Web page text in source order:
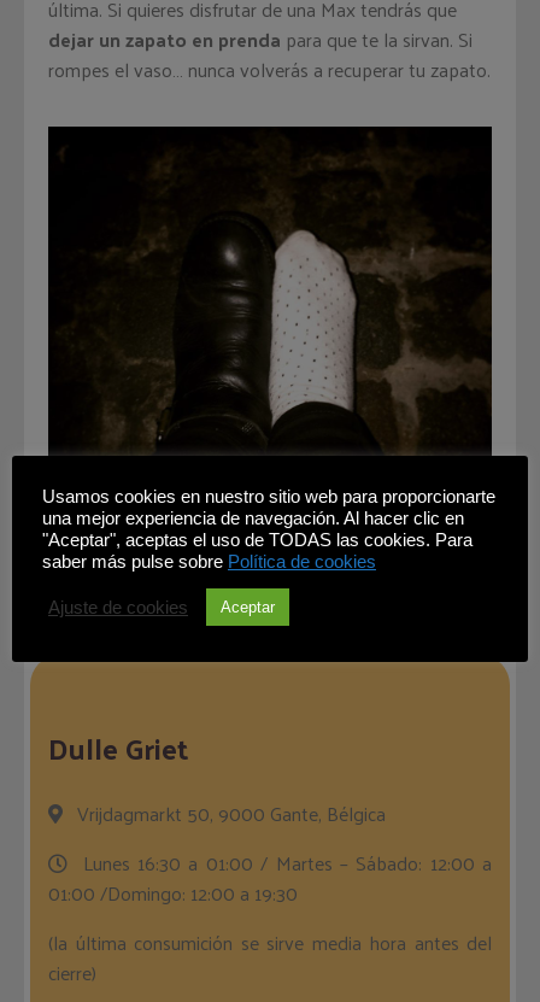
última. Si quieres disfrutar de una Max tendrás que
dejar un zapato en prenda para que te la sirvan. Si
rompes el vaso… nunca volverás a recuperar tu zapato.
Dulle Griet
Vrijdagmarkt 50, 9000 Gante, Bélgica
Lunes 16:30 a 01:00 / Martes – Sábado: 12:00 a
01:00 /Domingo: 12:00 a 19:30
(la última consumición se sirve media hora antes del
cierre)
Usamos cookies en nuestro sitio web para proporcionarte
una mejor experiencia de navegación. Al hacer clic en
"Aceptar", aceptas el uso de TODAS las cookies. Para
saber más pulse sobre Política de cookies
Ajuste de cookies Aceptar